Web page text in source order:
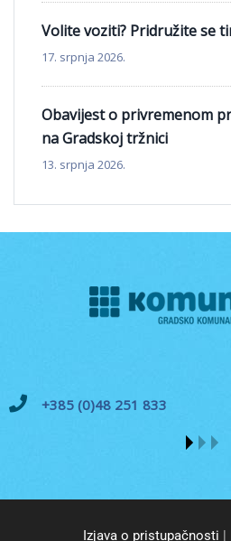
Volite voziti? Pridružite se
17. srpnja 2026.
Obavijest o privremenom
na Gradskoj tržnici
13. srpnja 2026.
+385 (0)48 251 833
Izjava o pristupačnosti |